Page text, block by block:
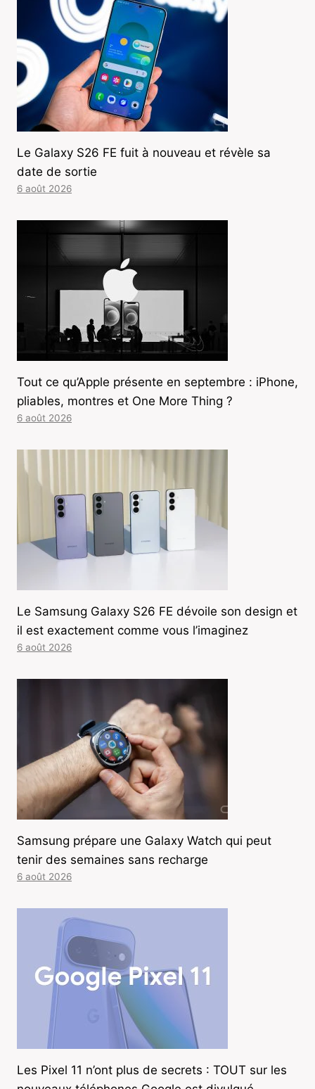
Le Galaxy S26 FE fuit à nouveau et révèle sa
date de sortie
6 août 2026
Tout ce qu’Apple présente en septembre : iPhone,
pliables, montres et One More Thing ?
6 août 2026
Le Samsung Galaxy S26 FE dévoile son design et
il est exactement comme vous l’imaginez
6 août 2026
Samsung prépare une Galaxy Watch qui peut
tenir des semaines sans recharge
6 août 2026
Les Pixel 11 n’ont plus de secrets : TOUT sur les